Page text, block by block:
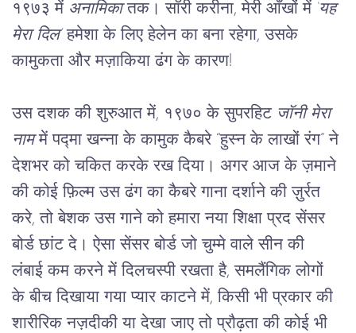
१९७३ में अनामिका तक। सॉरी करीना, मेरी आँखों में ‘यह
मेरा दिल’ हमेशा के लिए हेलेन का बना रहेगा, उसके
कामुकता और मज़ाकिया ढंग के कारण!
उस दशक की शुरुआत में, १९७० के सुपरहिट जॉनी मेरा
नाम में पद्मा खन्ना के कामुक कैबरे “हुस्न के लाखों रंग” ने
देशभर को चकित करके रख दिया। अगर आज के ज़माने
की कोई फ़िल्म उस ढंग का कैबरे गाना दर्शाने की ज़ुर्रत
करे, तो बेशक उस गाने को हमारा नया शिक्षा प्रद सेंसर
बोर्ड छांट दे। ऐसा सेंसर बोर्ड जो चुम्मे वाले सीन की
लंबाई कम करने में दिलचस्पी रखता है, समलैंगिक लोगों
के बीच दिखाया गया प्यार काटने में, किसी भी प्रकार की
शारीरिक नज़दीकी या देखा जाए तो प्रौढ़ता की कोई भी